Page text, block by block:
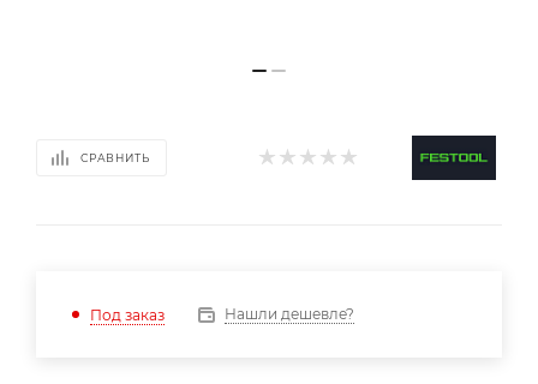
СРАВНИТЬ
Под заказ Нашли дешевле?